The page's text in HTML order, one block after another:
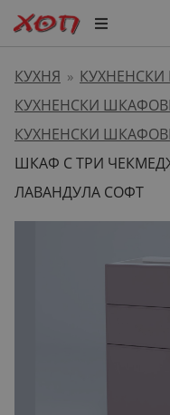
КУХНЯ »
КУХНЕНСКИ
КУХНЕНСКИ
ШКАФ С ТРИ
ЛАВАНДУЛА СОФТ